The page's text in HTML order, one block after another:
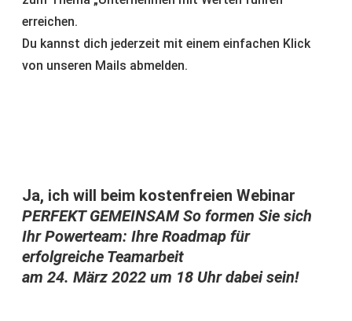
erreichen.
Du kannst dich jederzeit mit einem einfachen Klick
von unseren Mails abmelden.
Ja, ich will beim kostenfreien Webinar
PERFEKT GEMEINSAM So formen Sie sich
Ihr Powerteam: Ihre Roadmap für
erfolgreiche Teamarbeit
am 24. März 2022 um 18 Uhr dabei sein!